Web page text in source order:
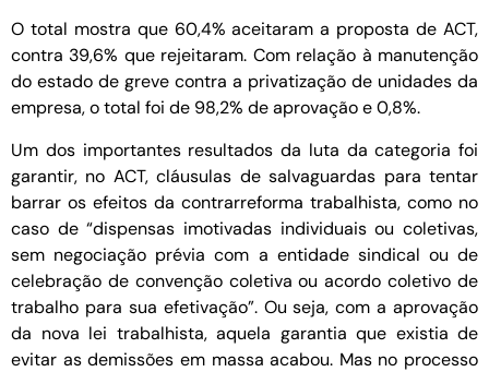
O total mostra que 60,4% aceitaram a proposta de ACT,
contra 39,6% que rejeitaram. Com relação à manutenção
do estado de greve contra a privatização de unidades da
empresa, o total foi de 98,2% de aprovação e 0,8%.
Um dos importantes resultados da luta da categoria foi
garantir, no ACT, cláusulas de salvaguardas para tentar
barrar os efeitos da contrarreforma trabalhista, como no
caso de “dispensas imotivadas individuais ou coletivas,
sem negociação prévia com a entidade sindical ou de
celebração de convenção coletiva ou acordo coletivo de
trabalho para sua efetivação”. Ou seja, com a aprovação
da nova lei trabalhista, aquela garantia que existia de
evitar as demissões em massa acabou. Mas no processo